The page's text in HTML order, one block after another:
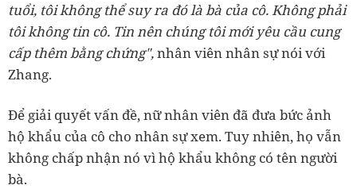
tuổi, tôi không thể suy ra đó là bà của cô. Không phải
tôi không tin cô. Tin nên chúng tôi mới yêu cầu cung
cấp thêm bằng chứng",nhân viên nhân sự nói với
Zhang.
Để giải quyết vấn đề, nữ nhân viên đã đưa bức ảnh
hộ khẩu của cô cho nhân sự xem. Tuy nhiên, họ vẫn
không chấp nhận nó vì hộ khẩu không có tên người
bà.